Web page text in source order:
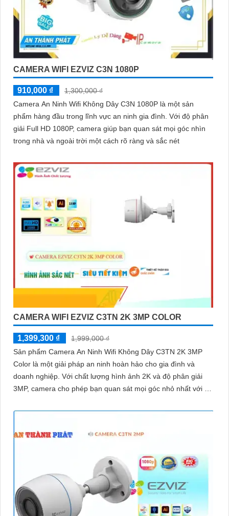
CAMERA WIFI EZVIZ C3N 1080P
910,000 ₫
1,300,000 ₫
Camera An Ninh Wifi Không Dây C3N 1080P là một sản
phẩm hàng đầu trong lĩnh vực an ninh gia đình. Với độ phân
giải Full HD 1080P, camera giúp bạn quan sát mọi góc nhìn
trong nhà và ngoài trời một cách rõ ràng và sắc nét
CAMERA WIFI EZVIZ C3TN 2K 3MP COLOR
1,399,300 ₫
1,999,000 ₫
Sản phẩm Camera An Ninh Wifi Không Dây C3TN 2K 3MP
Color là một giải pháp an ninh hoàn hảo cho gia đình và
doanh nghiệp. Với chất lượng hình ảnh 2K và độ phân giải
3MP, camera cho phép bạn quan sát mọi góc nhỏ nhất với rõ